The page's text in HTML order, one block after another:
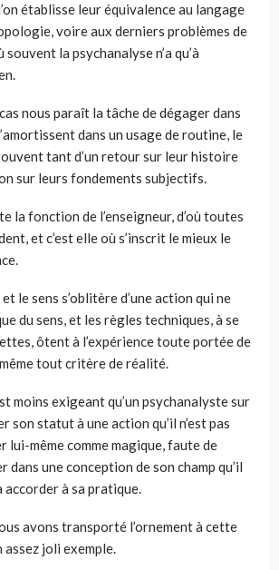
établisse leur équivalence au langage
voire aux derniers problèmes de
la psychanalyse n’a qu’à
nous paraît la tâche de dégager dans
dans un usage de routine, le
tant d’un retour sur leur histoire
sur leurs fondements subjectifs.
la fonction de l’enseigneur, d’où toutes
et c’est elle où s’inscrit le mieux le
le sens s’oblitère d’une action qui ne
du sens, et les règles techniques, à se
ôtent à l’expérience toute portée de
tout critère de réalité.
moins exigeant qu’un psychanalyste sur
son statut à une action qu’il n’est pas
lui-même comme magique, faute de
dans une conception de son champ qu’il
accorder à sa pratique.
avons transporté l’ornement à cette
assez joli exemple.